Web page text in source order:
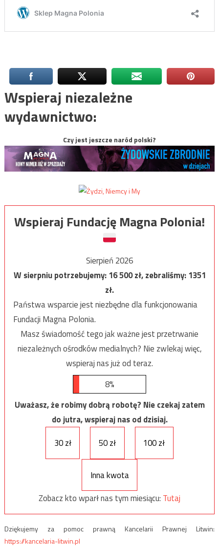
Wspieraj niezależne
wydawnictwo:
Czy jest jeszcze naród polski?
Wspieraj Fundację Magna Polonia!
Sierpień 2026
W sierpniu potrzebujemy:16 500zł, zebraliśmy:1351
zł.
Państwa wsparcie jest niezbędne dla funkcjonowania
Fundacji Magna Polonia.
Masz świadomość tego jak ważne jest przetrwanie
niezależnych ośrodków medialnych? Nie zwlekaj więc,
wspieraj nas już od teraz.
8%
Uważasz, że robimy dobrą robotę? Nie czekaj zatem
do jutra, wspieraj nas od dzisiaj.
30 zł
50 zł 100 zł
Inna kwota
Zobacz kto wparł nas tym miesiącu: Tutaj
Dziękujemy za pomoc prawną Kancelarii Prawnej Litwin:
https://kancelaria-litwin.pl